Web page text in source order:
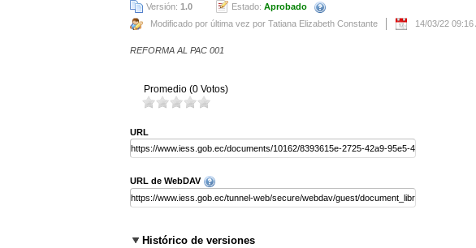
Versión: 1.0 Estado: Aprobado
Modificado por última vez por Tatiana Elizabeth Constante
14/03/22 09:16
REFORMA AL PAC 001
Promedio (0 Votos)
URL
URL de WebDAV
Histórico de versiones